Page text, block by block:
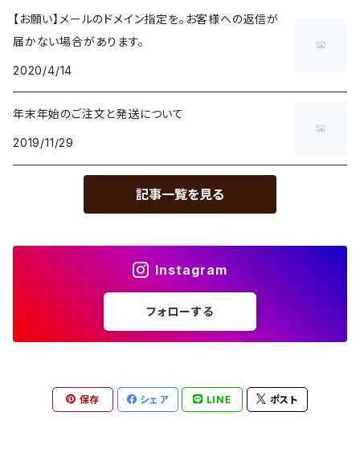
【お願い】メールのドメイン指定を。お客様への返信が
届かない場合があります。
2020/4/14
年末年始のご注文と発送について
2019/11/29
記事一覧を見る
Instagram
フォローする
保存 シェア LINE ポスト